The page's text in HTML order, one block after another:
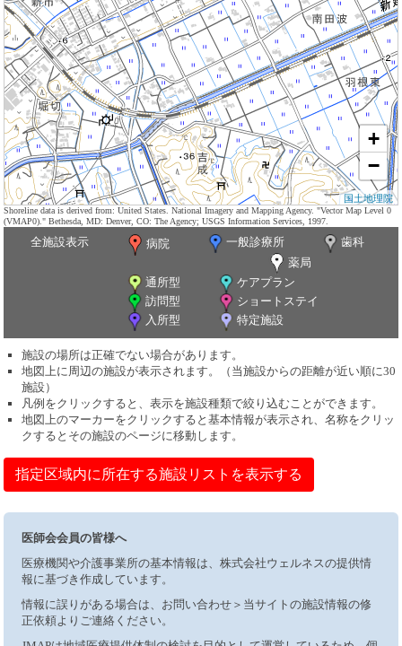
+
−
国土地理院
Shoreline data is derived from: United States. National Imagery and Mapping Agency. "Vector Map Level 0
(VMAP0)." Bethesda, MD: Denver, CO: The Agency; USGS Information Services, 1997.
全施設表示 病院 一般診療所
歯科
薬局
通所型
ケアプラン
訪問型
ショートステイ
入所型
特定施設
施設の場所は正確でない場合があります。
地図上に周辺の施設が表示されます。（当施設からの距離が近い順に30
施設）
凡例をクリックすると、表示を施設種類で絞り込むことができます。
地図上のマーカーをクリックすると基本情報が表示され、名称をクリッ
クするとその施設のページに移動します。
指定区域内に所在する施設リストを表示する
医師会会員の皆様へ
医療機関や介護事業所の基本情報は、株式会社ウェルネスの提供情
報に基づき作成しています。
情報に誤りがある場合は、お問い合わせ＞当サイトの施設情報の修
正依頼よりご連絡ください。